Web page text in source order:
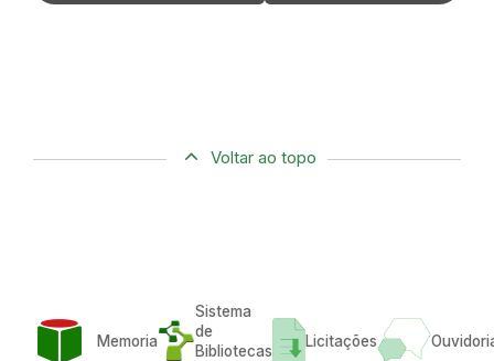
Voltar ao topo
Memoria
Sistema
de
Bibliotecas
Licitações